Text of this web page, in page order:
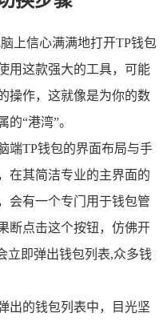
上信心满满地打开TP钱包
用这款强大的工具，可能
操作，这就像是为你的数
“港湾”。
端TP钱包的界面布局与手
在其简洁专业的主界面的
会有一个专门用于钱包管
断点击这个按钮，仿佛开
立即弹出钱包列表,众多钱
出的钱包列表中，目光坚